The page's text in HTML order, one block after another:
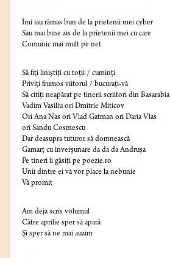
Îmi iau rămas bun de la prietenii mei cyber
Sau mai bine zis de la prietenii mei cu care
Comunic mai mult pe net
Să fiţi liniştiţi cu toţii / cuminţi
Priviţi frumos viitorul / bucuraţi-vă
Să citiţi neapărat pe tinerii scriitori din Basarabia
Vadim Vasiliu ori Dmitrie Miticov
Ori Ana Nas ori Vlad Gatman ori Daria Vlas
ori Sandu Cosmescu
Dar deasupra tuturor să domnească
Gamarţ cu înverşunare da da da Andruşa
Pe tineri îi găsiţi pe poezie.ro
Unii dintre ei vă vor place la nebunie
Vă promit
Am deja scris volumul
Către aprilie sper să apară
Şi sper să ne mai auzim